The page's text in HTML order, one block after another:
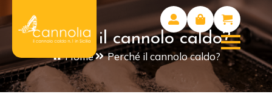
Perché il cannolo caldo?
Home Perché il cannolo caldo?